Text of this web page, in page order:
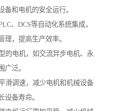
备和电机的安全运行。
、DCS等自动化系统集成，
理，提高生产效率。
的电机，如交流异步电机、永
广泛。
滑调速，减少电机和机械设备
设备寿命。